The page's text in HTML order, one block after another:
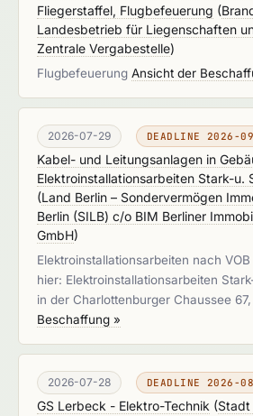
Fliegerstaffel, Flugbefeuerung (
Landesbetrieb für Liegenschaften
Zentrale Vergabestelle)
Flugbefeuerung Ansicht der
2026-07-29 DEADLINE 2026-
Kabel- und Leitungsanlagen in
Elektroinstallationsarbeiten Stark-u.
(Land Berlin – Sondervermögen
Berlin (SILB) c/o BIM Berliner
GmbH)
Elektroinstallationsarbeiten nach VOB
hier: Elektroinstallationsarbeiten
in der Charlottenburger Chaussee
Beschaffung »
2026-07-28 DEADLINE 2026-
GS Lerbeck - Elektro-Technik (Stadt